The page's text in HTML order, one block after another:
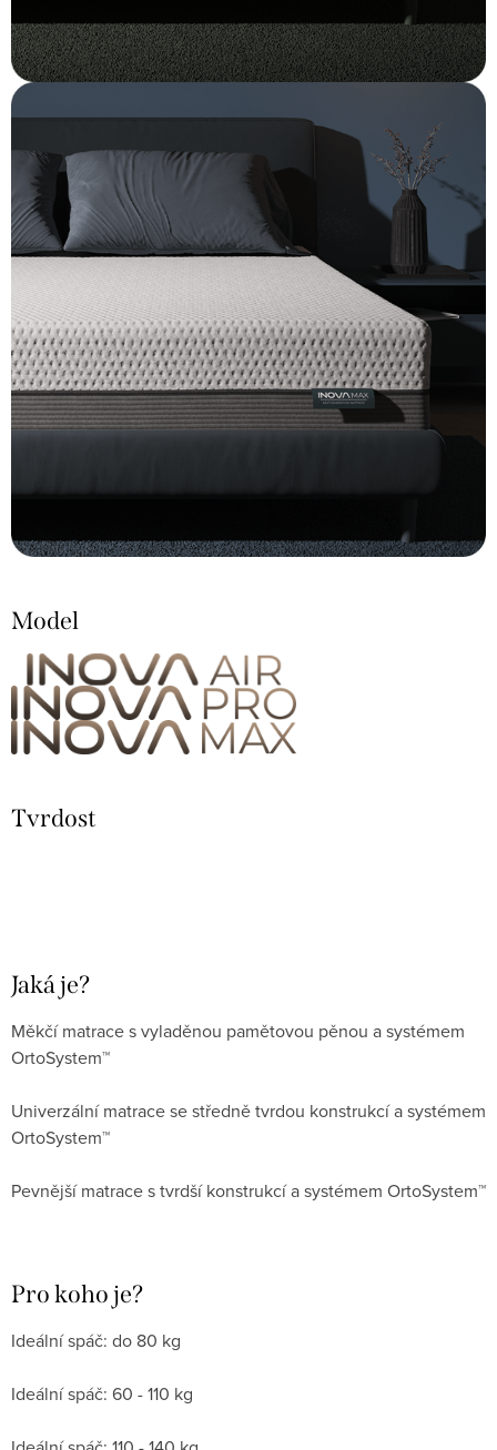
Model
Tvrdost
Jaká je?
Měkčí matrace s vyladěnou pamětovou pěnou a systémem
OrtoSystem™
Univerzální matrace se středně tvrdou konstrukcí a systémem
OrtoSystem™
Pevnější matrace s tvrdší konstrukcí a systémem OrtoSystem™
Pro koho je?
Ideální spáč: do 80 kg
Ideální spáč: 60 - 110 kg